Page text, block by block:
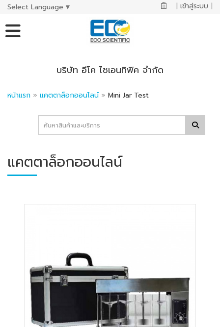
Select Language ▼ | เข้าสู่ระบบ |
บริษัท อีโค ไซเอนทิฟิค จำกัด
หน้าแรก » แคตตาล็อกออนไลน์ » Mini Jar Test
แคตตาล็อกออนไลน์